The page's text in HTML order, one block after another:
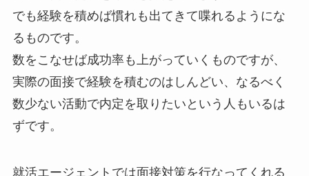
でも経験を積めば慣れも出てきて喋れるようにな
るものです。
数をこなせば成功率も上がっていくものですが、
実際の面接で経験を積むのはしんどい、なるべく
数少ない活動で内定を取りたいという人もいるは
ずです。
就活エージェントでは面接対策を行なってくれる